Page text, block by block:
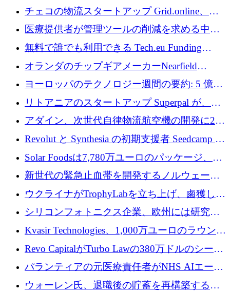
ンス全土に拡大するために1,300万ユーロを確
保
チェコの物流スタートアップ Grid.online、配
送量が 1 年で 10 倍に増加し、400 万ユーロの
医療提供者が管理ツールの削減を求める中、
a16z が Prosper AI を 3,000 万ドルで支援
無料で誰でも利用できる Tech.eu Funding
Explorer のご紹介
オランダのチップギアメーカーNearfield
Instrumentsが3億8,000万ドルを調達
ヨーロッパのテクノロジー週間の要約: 5 億
8,500 万ユーロを超える 60 以上のテクノロジ
ー資金調達取引
リトアニアのスタートアップ Superpal が、
Slack 内に構築された AI コワーカー プラット
アダイン、次世代自律物流航空機の開発に250
万ユーロを確保
Revolut と Synthesia の初期支援者 Seedcamp が
3 億 2,000 万ドルを調達、米国に投資
Solar Foodsは7,780万ユーロのパッケージ、5
億ユーロの防衛および二重用途成長基金EDM
を開始、ヨーロッパのシリコンフォトニクス
に警告
新世代の緊急止血帯を開発するノルウェーの
スタートアップ企業を紹介する
ウクライナがTrophyLabを立ち上げ、鹵獲した
ロシア兵器を戦場の研究開発プラットフォー
ムに変える
シリコンフォトニクス企業、欧州には研究を
商業的に成功させるためのインフラが不足し
Kvasir Technologies、1,000万ユーロのラウンド
で成長を促進
Revo CapitalがTurbo Lawの380万ドルのシード
ラウンドを主導し、訴訟プラットフォームを
パランティアの元医療責任者がNHS AIエージ
ェントの立ち上げに1,000万ポンドを調達
ウォーレン氏、退職後の貯蓄を再構築するた